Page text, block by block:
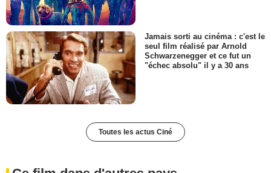
Jamais sorti au cinéma : c'est le
seul film réalisé par Arnold
Schwarzenegger et ce fut un
"échec absolu" il y a 30 ans
Toutes les actus Ciné